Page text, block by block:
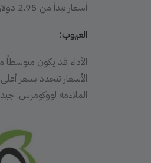
أسعار تبدأ من 2.95 دولار شهرياً
العيوب:
الأداء قد يكون متوسطاً
الأسعار تتجدد بسعر
الملاءمة لووكومرس: